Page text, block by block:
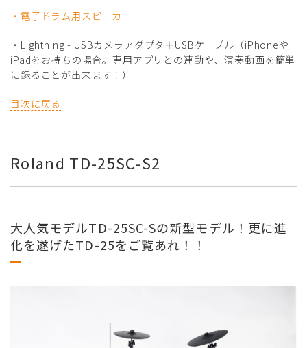
・電子ドラム用スピーカー
・Lightning - USBカメラアダプタ＋USBケーブル（iPhoneや
iPadをお持ちの場合。専用アプリとの連動や、演奏動画を簡単
に録ることが出来ます！）
目次に戻る
Roland TD-25SC-S2
大人気モデルTD-25SC-Sの新型モデル！更に進
化を遂げたTD-25をご覧あれ！！